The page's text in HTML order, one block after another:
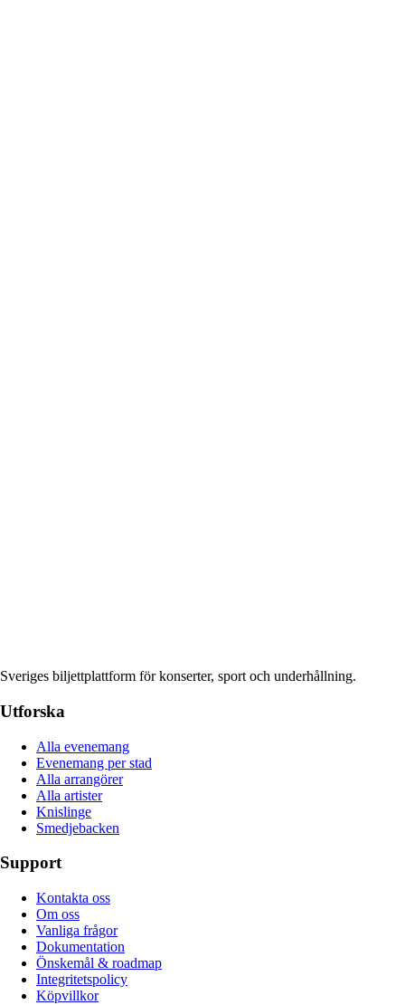
Sveriges biljettplattform för konserter, sport och underhållning.
Utforska
Alla evenemang
Evenemang per stad
Alla arrangörer
Alla artister
Knislinge
Smedjebacken
Support
Kontakta oss
Om oss
Vanliga frågor
Dokumentation
Önskemål & roadmap
Integritetspolicy
Köpvillkor